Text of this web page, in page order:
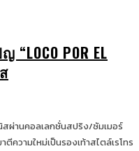
“LOCO POR EL
ผ่านคอลเลกชั่นสปริง/ซัมเมอร์
วามใหม่เป็นรองเท้าสไตล์เรโทร